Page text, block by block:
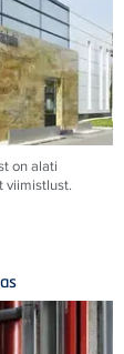
on alati
viimistlust.